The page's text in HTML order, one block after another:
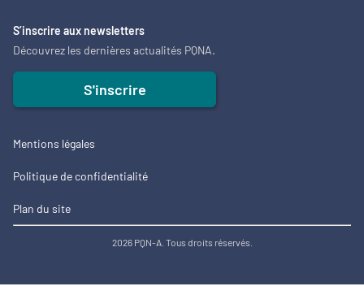
S’inscrire aux newsletters
Découvrez les dernières actualités PQNA.
S'inscrire
Mentions légales
Politique de confidentialité
Plan du site
2026 PQN-A. Tous droits réservés.